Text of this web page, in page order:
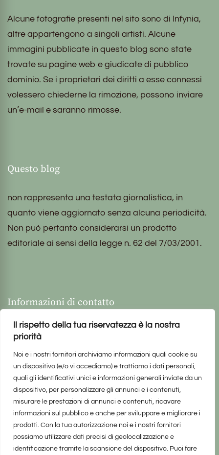
Il rispetto della tua riservatezza è la nostra
priorità
Noi e i nostri fornitori archiviamo informazioni quali cookie su
un dispositivo (e/o vi accediamo) e trattiamo i dati personali,
quali gli identificativi unici e informazioni generali inviate da un
dispositivo, per personalizzare gli annunci e i contenuti,
misurare le prestazioni di annunci e contenuti, ricavare
informazioni sul pubblico e anche per sviluppare e migliorare i
prodotti. Con la tua autorizzazione noi e i nostri fornitori
possiamo utilizzare dati precisi di geolocalizzazione e
identificazione tramite la scansione del dispositivo. Puoi fare
Alcune fotografie presenti nel sito sono di Infynia,
altre appartengono a singoli artisti. Alcune
immagini pubblicate in questo blog sono state
trovate su pagine web e giudicate di pubblico
dominio. Se i proprietari dei diritti a esse connessi
volessero chiederne la rimozione, possono inviare
un’e-mail e saranno rimosse.
Questo blog
non rappresenta una testata giornalistica, in
quanto viene aggiornato senza alcuna periodicità.
Non può pertanto considerarsi un prodotto
editoriale ai sensi della legge n. 62 del 7/03/2001.
Informazioni di contatto